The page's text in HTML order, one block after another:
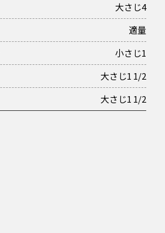
大さじ4
適量
小さじ1
大さじ1 1/2
大さじ1 1/2